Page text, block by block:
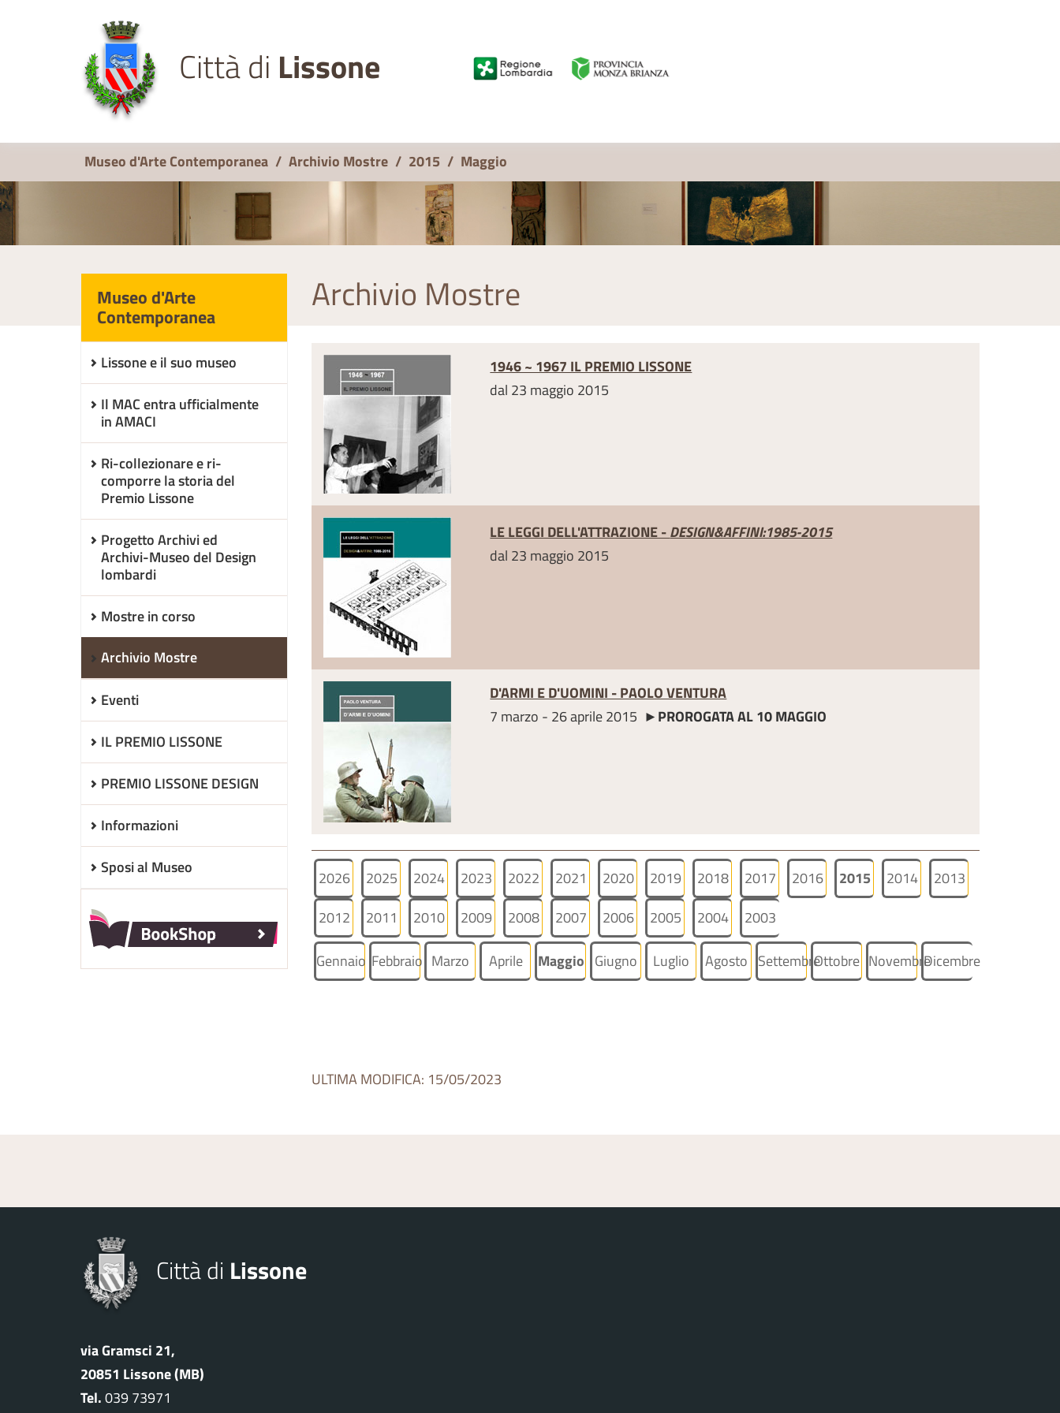
Città di Lissone
Museo d'Arte Contemporanea / Archivio Mostre / 2015 / Maggio
Museo d'Arte
Contemporanea
Lissone e il suo museo
Il MAC entra ufficialmente
in AMACI
Ri-collezionare e ri-
comporre la storia del
Premio Lissone
Progetto Archivi ed
Archivi-Museo del Design
lombardi
Mostre in corso
Archivio Mostre
Eventi
IL PREMIO LISSONE
PREMIO LISSONE DESIGN
Informazioni
Sposi al Museo
Archivio Mostre
1946 ~ 1967 IL PREMIO LISSONE
dal 23 maggio 2015
LE LEGGI DELL'ATTRAZIONE -DESIGN&AFFINI:1985-2015
dal 23 maggio 2015
D'ARMI E D'UOMINI - PAOLO VENTURA
7 marzo - 26 aprile 2015 ►PROROGATA AL 10 MAGGIO
2026 2025 2024 2023 2022 2021 2020 2019 2018 2017 2016 2015 2014
2013
2012
2011 2010 2009 2008 2007 2006 2005 2004 2003
Gennaio Febbraio Marzo Aprile Maggio Giugno Luglio Agosto SettembreOttobre NovembreDicembre
ULTIMA MODIFICA: 15/05/2023
Città di Lissone
via Gramsci 21,
20851 Lissone (MB)
Tel.039 73971